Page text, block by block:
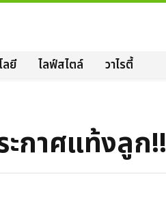
ลยี ไลฟ์สไตล์ วาไรตี้
ะกาศแท้งลูก!!